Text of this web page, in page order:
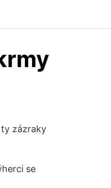
ty zázraky
se